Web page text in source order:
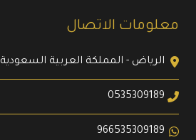
معلومات الاتصال
الرياض - المملكة العربية السعودية
0535309189
966535309189